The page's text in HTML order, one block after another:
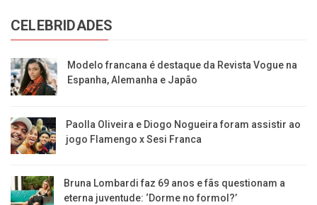
CELEBRIDADES
Modelo francana é destaque da Revista Vogue na
Espanha, Alemanha e Japão
Paolla Oliveira e Diogo Nogueira foram assistir ao
jogo Flamengo x Sesi Franca
Bruna Lombardi faz 69 anos e fãs questionam a
eterna juventude: ‘Dorme no formol?’